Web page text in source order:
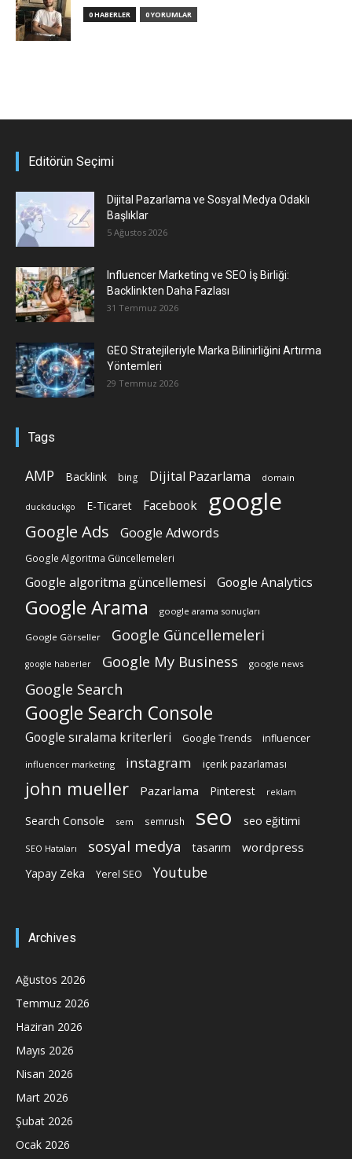
0 HABERLER 0 YORUMLAR
Editörün Seçimi
Dijital Pazarlama ve Sosyal Medya Odaklı
Başlıklar
5 Ağustos 2026
Influencer Marketing ve SEO İş Birliği:
Backlinkten Daha Fazlası
31 Temmuz 2026
GEO Stratejileriyle Marka Bilinirliğini Artırma
Yöntemleri
29 Temmuz 2026
Tags
AMP Backlink bing Dijital Pazarlama domain
duckduckgo E-Ticaret Facebook google
Google Ads Google Adwords
Google Algoritma Güncellemeleri
Google algoritma güncellemesi Google Analytics
Google Arama google arama sonuçları
Google Görseller Google Güncellemeleri
google haberler Google My Business google news
Google Search
Google Search Console
Google sıralama kriterleri Google Trends influencer
influencer marketing instagram içerik pazarlaması
john mueller Pazarlama Pinterest reklam
Search Console sem semrush seo seo eğitimi
SEO Hataları sosyal medya tasarım wordpress
Yapay Zeka Yerel SEO Youtube
Archives
Ağustos 2026
Temmuz 2026
Haziran 2026
Mayıs 2026
Nisan 2026
Mart 2026
Şubat 2026
Ocak 2026